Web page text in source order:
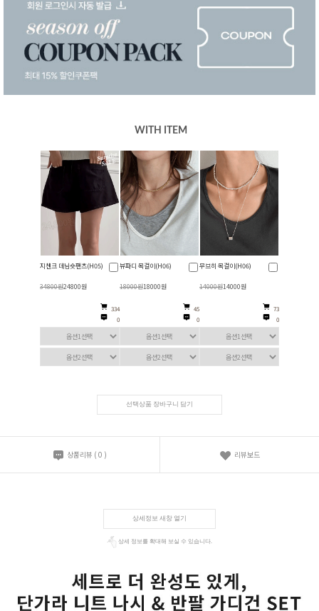
WITH ITEM
지첸크 데님숏팬츠(H05)
34800원24800원
334
0
뷰파디 목걸이(H06)
18000원18000원
45
0
무브히 목걸이(H06)
14000원14000원
73
0
선택상품 장바구니 담기
상품리뷰 ( 0 ) 리뷰보드
상세정보 새창 열기
상세 정보를 확대해 보실 수 있습니다.